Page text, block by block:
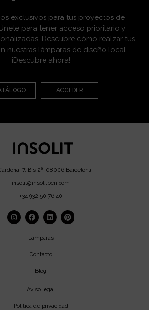
exclusivos para tus proyectos de
para tener acceso prioritario y
Descubre cómo realzar tus
nuestras lámparas de diseño local.
¡Descubre ahora!
ACCEDER
7, Bjs 2ª, 08006 Barcelona
insolit@insolitbcn.com
+34 932 50 76 40
Lámparas
Contacto
Blog
Aviso legal
Política de privacidad